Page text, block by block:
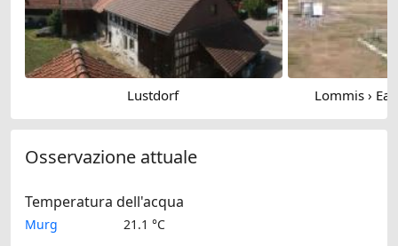
Lustdorf Lommis ›
Osservazione attuale
Temperatura dell'acqua
Murg 21.1 °C